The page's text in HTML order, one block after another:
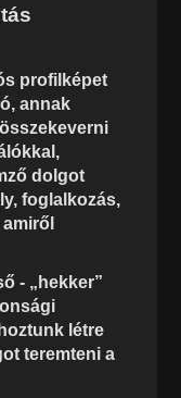
profilképet
annak
dolgot
foglalkozás,
- „hekker”
létre
teremteni a